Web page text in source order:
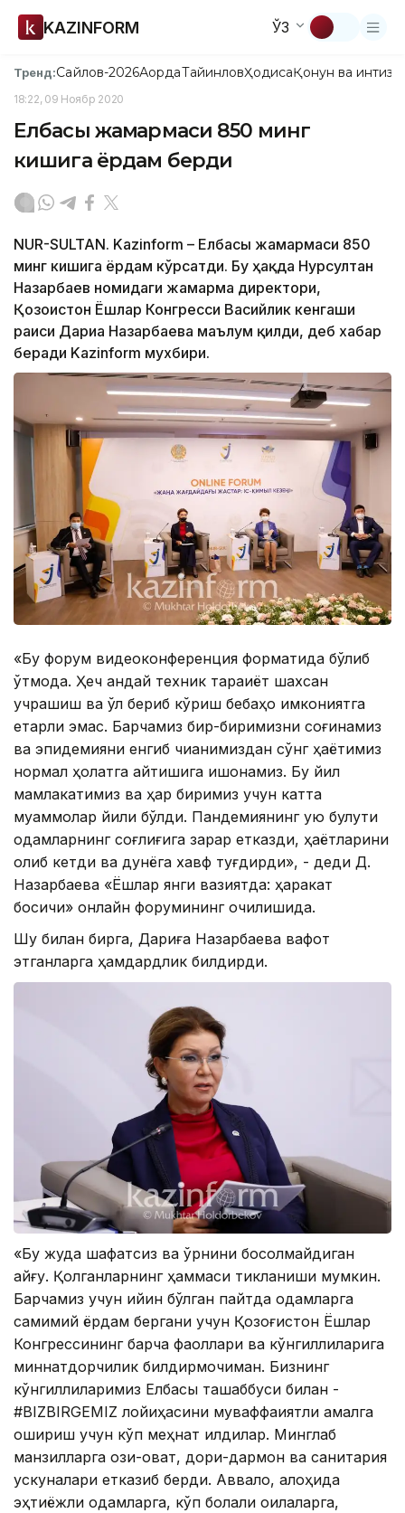
KAZINFORM ЎЗ
Тренд:Сайлов-2026АқордаТайинловҲодисаҚонун ва
18:22, 09 Ноябр 2020
Елбасы жамғармаси 850 минг
кишига ёрдам берди
NUR-SULTAN. Kazinform – Елбасы жамғармаси 850
минг кишига ёрдам кўрсатди. Бу ҳақда Нурсултан
Назарбаев номидаги жамғарма директори,
Қозоғистон Ёшлар Конгресси Васийлик кенгаши
раиси Дариға Назарбаева маълум қилди, деб хабар
беради Kazinform мухбири.
«Бу форум видеоконференция форматида бўлиб
ўтмоқда. Ҳеч қандай техник тараққиёт шахсан
учрашиш ва қўл бериб кўриш бебаҳо имкониятга
етарли эмас. Барчамиз бир-биримизни соғинамиз
ва эпидемияни енгиб чиққанимиздан сўнг ҳаётимиз
нормал ҳолатга қайтишига ишонамиз. Бу йил
мамлакатимиз ва ҳар биримиз учун катта
муаммолар йили бўлди. Пандемиянинг қуюқ булути
одамларнинг соғлиғига зарар етказди, ҳаётларини
олиб кетди ва дунёга хавф туғдирди», - деди Д.
Назарбаева «Ёшлар янги вазиятда: ҳаракат
босқичи» онлайн форумининг очилишида.
Шу билан бирга, Дариға Назарбаева вафот
этганларга ҳамдардлик билдирди.
«Бу жуда шафқатсиз ва ўрнини босолмайдиган
қайғу. Қолганларнинг ҳаммаси тикланиши мумкин.
Барчамиз учун қийин бўлган пайтда одамларга
самимий ёрдам бергани учун Қозоғистон Ёшлар
Конгрессининг барча фаоллари ва кўнгиллиларига
миннатдорчилик билдирмоқчиман. Бизнинг
кўнгиллиларимиз Елбасы ташаббуси билан -
#BIZBIRGEMIZ лойиҳасини муваффақиятли амалга
ошириш учун кўп меҳнат қилдилар. Минглаб
манзилларга озиқ-овқат, дори-дармон ва санитария
ускуналари етказиб берди. Аввало, алоҳида
эҳтиёжли одамларга, кўп болали оилаларга,